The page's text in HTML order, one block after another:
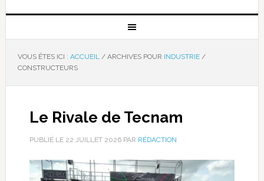
VOUS ÊTES ICI : ACCUEIL /ARCHIVES POUR INDUSTRIE /
CONSTRUCTEURS
Le Rivale de Tecnam
PUBLIÉ LE 22 JUILLET 2026PAR RÉDACTION